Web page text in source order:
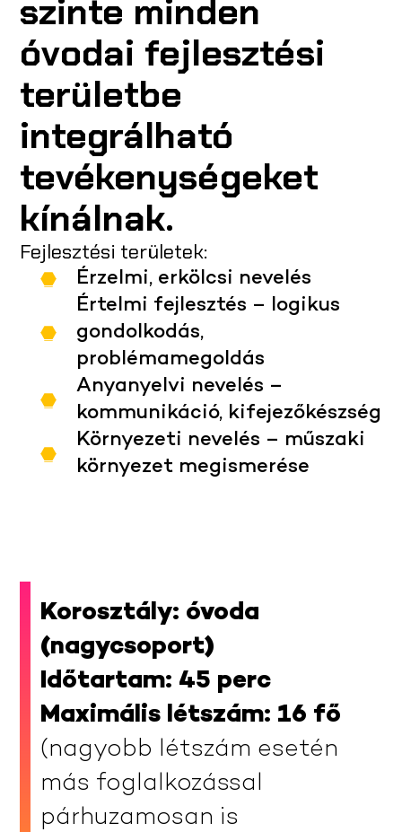
szinte minden
óvodai fejlesztési
területbe
integrálható
tevékenységeket
kínálnak.
Fejlesztési területek:
Érzelmi, erkölcsi nevelés
Értelmi fejlesztés – logikus
gondolkodás,
problémamegoldás
Anyanyelvi nevelés –
kommunikáció, kifejezőkészség
Környezeti nevelés – műszaki
környezet megismerése
Korosztály: óvoda
(nagycsoport)
Időtartam: 45 perc
Maximális létszám: 16 fő
(nagyobb létszám esetén
más foglalkozással
párhuzamosan is